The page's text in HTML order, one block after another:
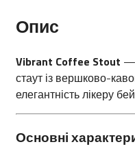
Опис
Vibrant Coffee Stout —
стаут із вершково-
елегантність лікеру
Основні